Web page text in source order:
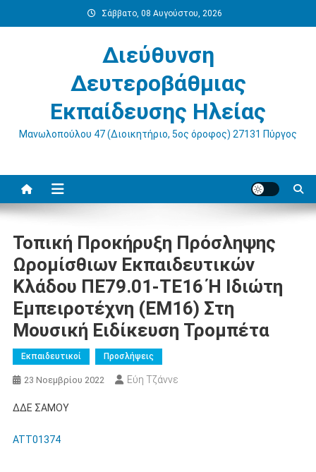
στο
Σάββατο, 08 Αυγούστου, 2026
Διεύθυνση
Δευτεροβάθμιας
Εκπαίδευσης Ηλείας
Μανωλοπούλου 47 (Διοικητήριο, 5ος όροφος) 27131 Πύργος
Τοπική Προκήρυξη Πρόσληψης
Ωρομίσθιων Εκπαιδευτικών
Κλάδου ΠΕ79.01-ΤΕ16 Ή Ιδιώτη
Εμπειροτέχνη (ΕΜ16) Στη
Μουσική Ειδίκευση Τρομπέτα
Εκπαιδευτικοί Προσλήψεις
23 Νοεμβρίου 2022 Εύη Τζάννε
ΔΔΕ ΣΑΜΟΥ
ATT01374